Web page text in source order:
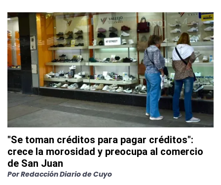
"Se toman créditos para pagar créditos":
crece la morosidad y preocupa al comercio
de San Juan
PorRedacción Diario de Cuyo